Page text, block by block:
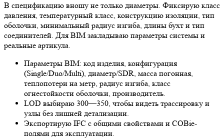
В спецификацию вношу не только диаметры. Фиксирую класс
давления, температурный класс, конструкцию изоляции, тип
оболочки, минимальный радиус изгиба, длины бухт и тип
соединителей. Для BIM закладываю параметры системы и
реальные артикула.
Параметры BIM: код изделия, конфигурация
(Single/Duo/Multi), диаметр/SDR, масса погонная,
теплопотери на метр, радиус изгиба, класс
огнестойкости оболочки, производитель.
LOD выбираю 300—350, чтобы видеть трассировку и
узлы без лишней детализации.
Экспортирую IFC с общими свойствами и COBie-
полями для эксплуатации.